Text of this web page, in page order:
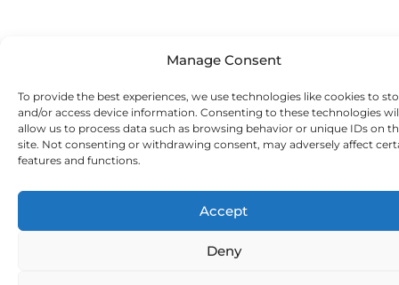
Manage Consent
To provide the best experiences, we use technologies like cookies to
and/or access device information. Consenting to these technologies
allow us to process data such as browsing behavior or unique IDs on
site. Not consenting or withdrawing consent, may adversely affect
features and functions.
Accept
Deny